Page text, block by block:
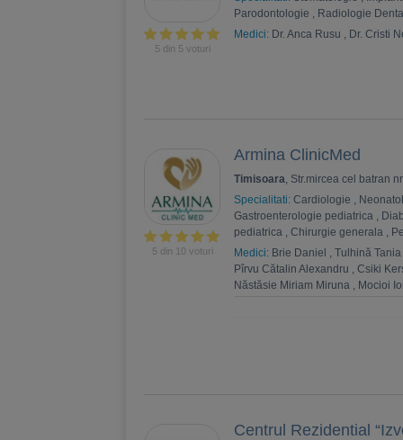
5 din 5 voturi
Parodontologie , Radiologie
Medici: Dr. Anca Rusu , Dr. Cristi
5 din 10 voturi
Armina ClinicMed
Timisoara, Str.mircea cel batran
Specialitati: Cardiologie ,
Gastroenterologie pediatrica ,
pediatrica , Chirurgie generala ,
Medici: Brie Daniel , Tulhină Tania
Pîrvu Cătalin Alexandru , Csiki
Năstăsie Miriam Miruna , Mocioi
Centrul Rezidential